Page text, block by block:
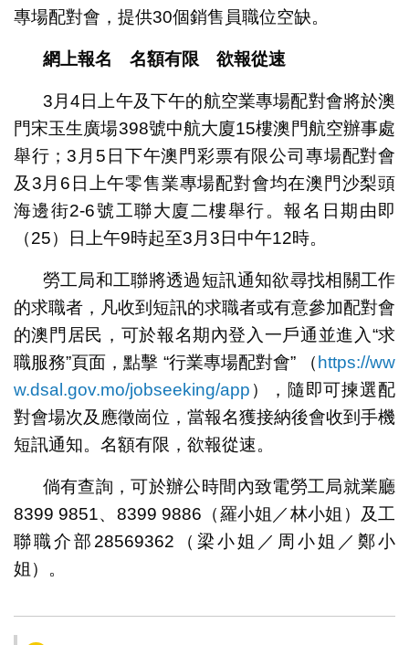
專場配對會，提供30個銷售員職位空缺。
網上報名 名額有限 欲報從速
3月4日上午及下午的航空業專場配對會將於澳
門宋玉生廣場398號中航大廈15樓澳門航空辦事處
舉行；3月5日下午澳門彩票有限公司專場配對會
及3月6日上午零售業專場配對會均在澳門沙梨頭
海邊街2-6號工聯大廈二樓舉行。報名日期由即
（25）日上午9時起至3月3日中午12時。
勞工局和工聯將透過短訊通知欲尋找相關工作
的求職者，凡收到短訊的求職者或有意參加配對會
的澳門居民，可於報名期內登入一戶通並進入“求
職服務”頁面，點擊 “行業專場配對會” （https://ww
w.dsal.gov.mo/jobseeking/app ），隨即可揀選配
對會場次及應徵崗位，當報名獲接納後會收到手機
短訊通知。名額有限，欲報從速。
倘有查詢，可於辦公時間內致電勞工局就業廳
8399 9851、8399 9886（羅小姐／林小姐）及工
聯職介部28569362（梁小姐／周小姐／鄭小
姐）。